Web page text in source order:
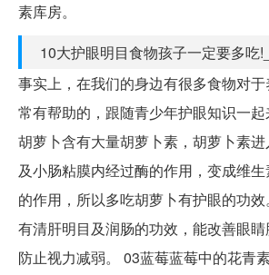
素库房。
10大护眼明目食物孩子一定要多吃
事实上，在我们的身边有很多食物对
常有帮助的，跟随青少年护眼知识一
胡萝卜含有大量胡萝卜素，胡萝卜素
及小肠粘膜内经过酶的作用，变成维
的作用，所以多吃胡萝卜有护眼的功
有清肝明目及润肠的功效，能改善眼睛
防止视力减弱。 03蓝莓蓝莓中的花青